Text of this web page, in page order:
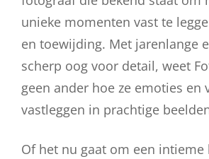
unieke momenten vast te
en toewijding. Met jarenlange
scherp oog voor detail, weet
geen ander hoe ze emoties en
vastleggen in prachtige
Of het nu gaat om een